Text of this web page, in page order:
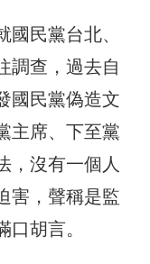
民黨台北、
調查，過去自
國民黨偽造文
主席、下至黨
，沒有一個人
害，聲稱是監
胡言。